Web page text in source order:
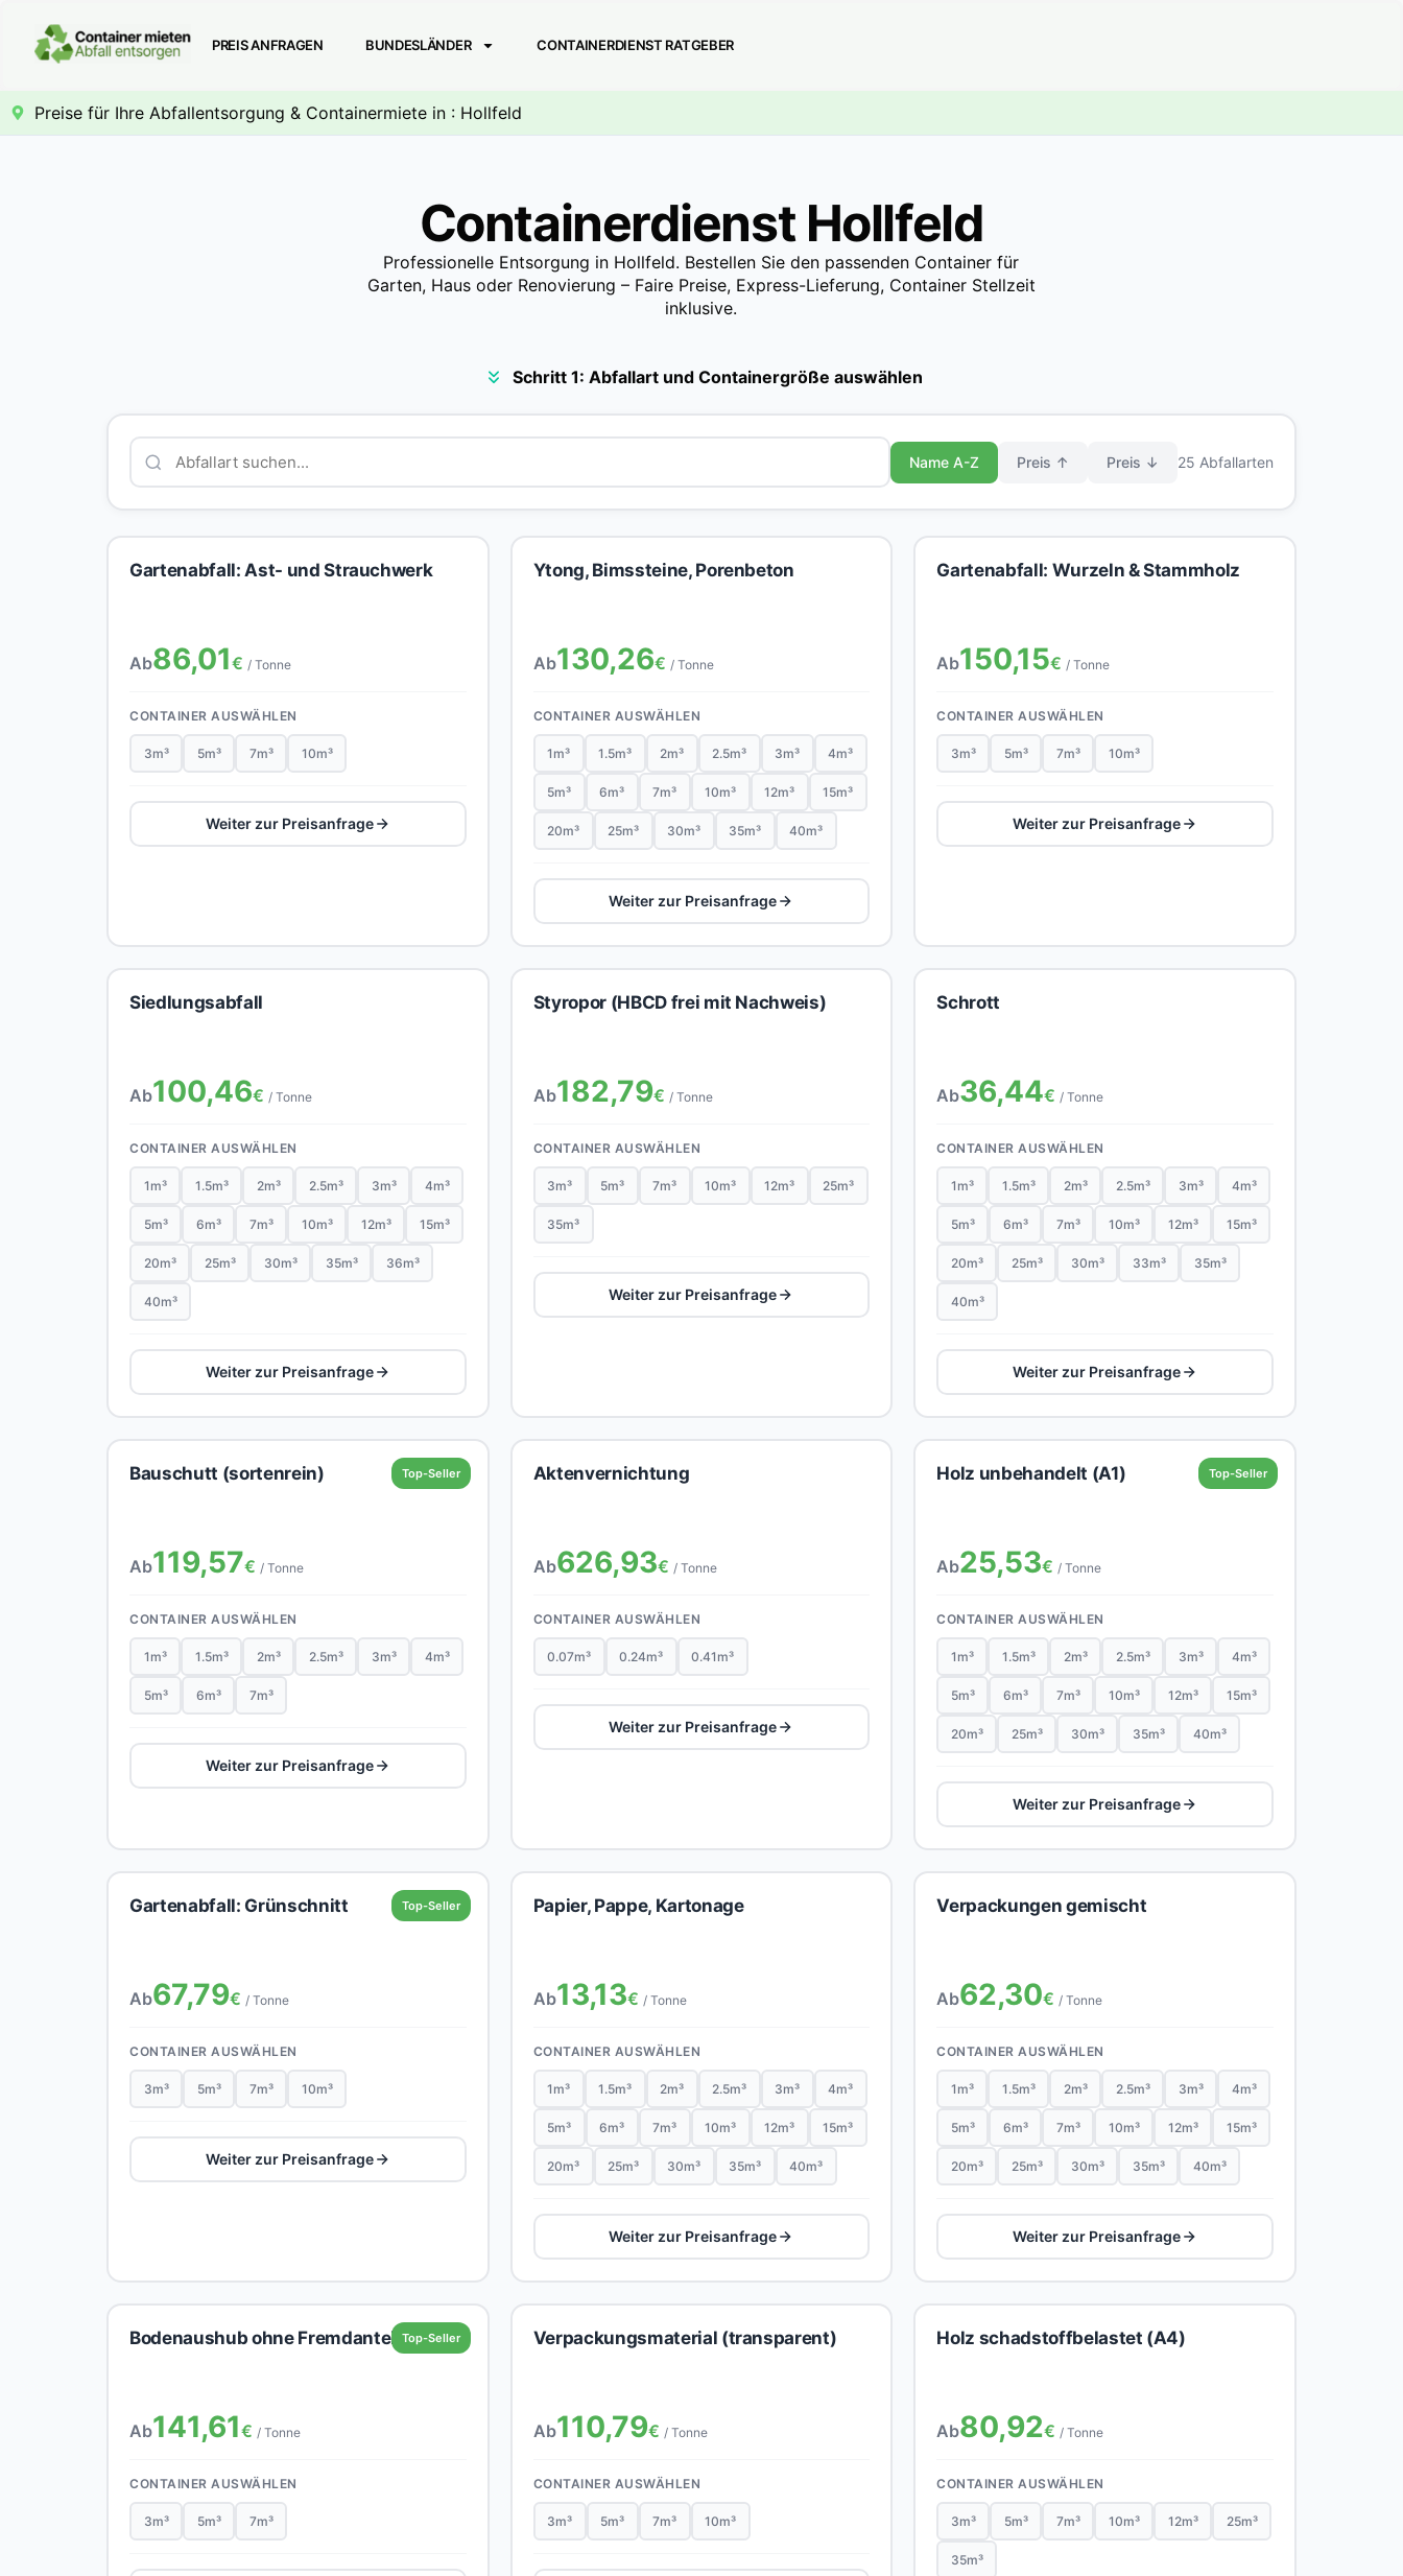
PREIS ANFRAGEN BUNDESLÄNDER CONTAINERDIENST RATGEBER
Preise für Ihre Abfallentsorgung & Containermiete in : Hollfeld
Containerdienst Hollfeld
Professionelle Entsorgung in Hollfeld. Bestellen Sie den passenden Container für
Garten, Haus oder Renovierung – Faire Preise, Express-Lieferung, Container Stellzeit
inklusive.
Schritt 1: Abfallart und Containergröße auswählen
Name A-Z Preis ↑ Preis ↓ 25 Abfallarten
Gartenabfall: Ast- und Strauchwerk
Ab86,01€ / Tonne
CONTAINER AUSWÄHLEN
3m³ 5m³ 7m³ 10m³
Weiter zur Preisanfrage
Ytong, Bimssteine, Porenbeton
Ab130,26€ / Tonne
CONTAINER AUSWÄHLEN
1m³ 1.5m³ 2m³ 2.5m³ 3m³ 4m³
5m³ 6m³ 7m³ 10m³ 12m³ 15m³
20m³ 25m³ 30m³ 35m³ 40m³
Weiter zur Preisanfrage
Gartenabfall: Wurzeln & Stammholz
Ab150,15€ / Tonne
CONTAINER AUSWÄHLEN
3m³ 5m³ 7m³ 10m³
Weiter zur Preisanfrage
Siedlungsabfall
Ab100,46€ / Tonne
CONTAINER AUSWÄHLEN
1m³ 1.5m³ 2m³ 2.5m³ 3m³ 4m³
5m³ 6m³ 7m³ 10m³ 12m³ 15m³
20m³ 25m³ 30m³ 35m³ 36m³
40m³
Weiter zur Preisanfrage
Styropor (HBCD frei mit Nachweis)
Ab182,79€ / Tonne
CONTAINER AUSWÄHLEN
3m³ 5m³ 7m³ 10m³ 12m³ 25m³
35m³
Weiter zur Preisanfrage
Schrott
Ab36,44€ / Tonne
CONTAINER AUSWÄHLEN
1m³ 1.5m³ 2m³ 2.5m³ 3m³ 4m³
5m³ 6m³ 7m³ 10m³ 12m³ 15m³
20m³ 25m³ 30m³ 33m³ 35m³
40m³
Weiter zur Preisanfrage
Top-Seller
Bauschutt (sortenrein)
Ab119,57€ / Tonne
CONTAINER AUSWÄHLEN
1m³ 1.5m³ 2m³ 2.5m³ 3m³ 4m³
5m³ 6m³ 7m³
Weiter zur Preisanfrage
Aktenvernichtung
Ab626,93€ / Tonne
CONTAINER AUSWÄHLEN
0.07m³ 0.24m³ 0.41m³
Weiter zur Preisanfrage
Top-Seller
Holz unbehandelt (A1)
Ab25,53€ / Tonne
CONTAINER AUSWÄHLEN
1m³ 1.5m³ 2m³ 2.5m³ 3m³ 4m³
5m³ 6m³ 7m³ 10m³ 12m³ 15m³
20m³ 25m³ 30m³ 35m³ 40m³
Weiter zur Preisanfrage
Top-Seller
Gartenabfall: Grünschnitt
Ab67,79€ / Tonne
CONTAINER AUSWÄHLEN
3m³ 5m³ 7m³ 10m³
Weiter zur Preisanfrage
Papier, Pappe, Kartonage
Ab13,13€ / Tonne
CONTAINER AUSWÄHLEN
1m³ 1.5m³ 2m³ 2.5m³ 3m³ 4m³
5m³ 6m³ 7m³ 10m³ 12m³ 15m³
20m³ 25m³ 30m³ 35m³ 40m³
Weiter zur Preisanfrage
Verpackungen gemischt
Ab62,30€ / Tonne
CONTAINER AUSWÄHLEN
1m³ 1.5m³ 2m³ 2.5m³ 3m³ 4m³
5m³ 6m³ 7m³ 10m³ 12m³ 15m³
20m³ 25m³ 30m³ 35m³ 40m³
Weiter zur Preisanfrage
Top-Seller
Bodenaushub ohne Fremdanteil
Ab141,61€ / Tonne
CONTAINER AUSWÄHLEN
3m³ 5m³ 7m³
Verpackungsmaterial (transparent)
Ab110,79€ / Tonne
CONTAINER AUSWÄHLEN
3m³ 5m³ 7m³ 10m³
Holz schadstoffbelastet (A4)
Ab80,92€ / Tonne
CONTAINER AUSWÄHLEN
3m³ 5m³ 7m³ 10m³ 12m³ 25m³
35m³